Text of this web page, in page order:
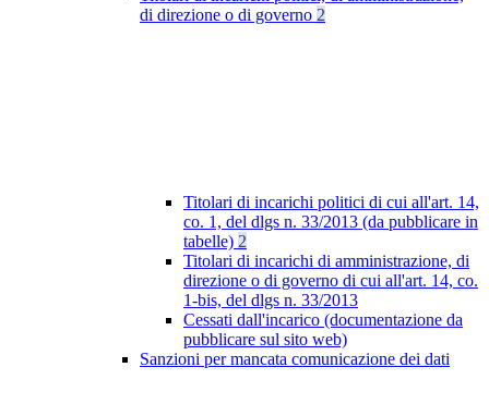
di direzione o di governo 2
Titolari di incarichi politici di cui all'art. 14,
co. 1, del dlgs n. 33/2013 (da pubblicare in
tabelle) 2
Titolari di incarichi di amministrazione, di
direzione o di governo di cui all'art. 14, co.
1-bis, del dlgs n. 33/2013
Cessati dall'incarico (documentazione da
pubblicare sul sito web)
Sanzioni per mancata comunicazione dei dati